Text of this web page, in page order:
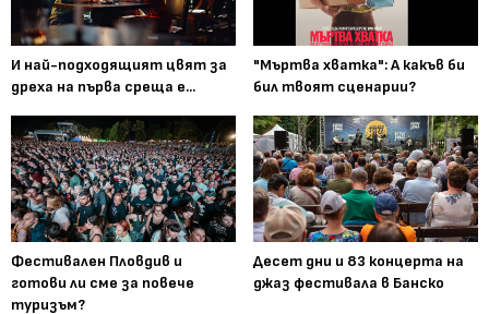
И най-подходящият цвят за
дреха на първа среща е...
"Мъртва хватка": А какъв би
бил твоят сценарии?
Фестивален Пловдив и
готови ли сме за повече
туризъм?
Десет дни и 83 концерта на
джаз фестивала в Банско